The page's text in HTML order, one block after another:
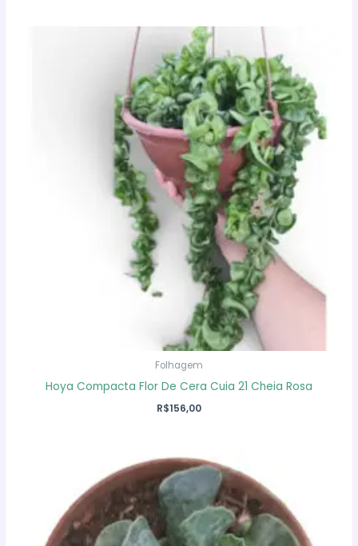
Folhagem
Hoya Compacta Flor De Cera Cuia 21 Cheia Rosa
R$156,00